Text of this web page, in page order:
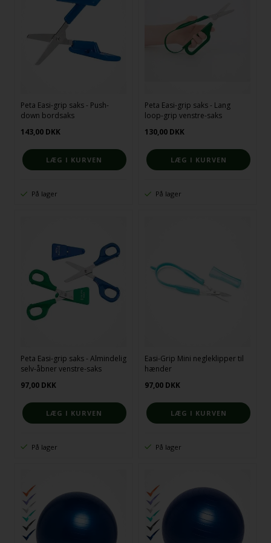
Peta Easi-grip saks - Push-
down bordsaks
143,00 DKK
På lager
Peta Easi-grip saks - Lang
loop-grip venstre-saks
130,00 DKK
På lager
Peta Easi-grip saks - Almindelig
selv-åbner venstre-saks
97,00 DKK
På lager
Easi-Grip Mini negleklipper til
hænder
97,00 DKK
På lager